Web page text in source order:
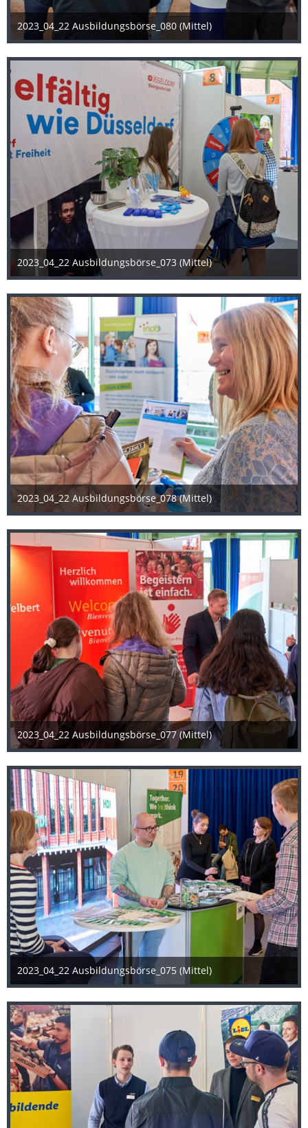
2023_04_22 Ausbildungsbörse_080 (Mittel)
25. April 2023
2023_04_22 Ausbildungsbörse_073 (Mittel)
25. April 2023
2023_04_22 Ausbildungsbörse_078 (Mittel)
25. April 2023
2023_04_22 Ausbildungsbörse_077 (Mittel)
25. April 2023
2023_04_22 Ausbildungsbörse_075 (Mittel)
25. April 2023